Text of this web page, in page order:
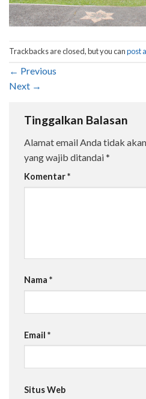
Trackbacks are closed, but you canpost
← Previous
Next →
Tinggalkan Balasan
Alamat email Anda tidak
yang wajib ditandai*
Komentar*
Nama *
Email *
Situs Web